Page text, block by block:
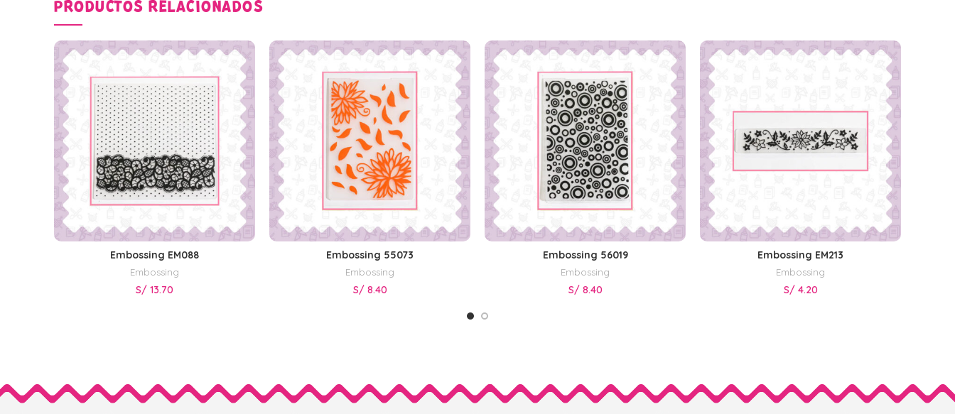
PRODUCTOS RELACIONADOS
AÑADIR AL CARRITO
Embossing EM088
Embossing
S/ 13.70
AÑADIR AL CARRITO
Embossing 55073
Embossing
S/ 8.40
AÑADIR AL CARRITO
Embossing 56019
Embossing
S/ 8.40
AÑADIR AL CARRITO
Embossing EM213
Embossing
S/ 4.20